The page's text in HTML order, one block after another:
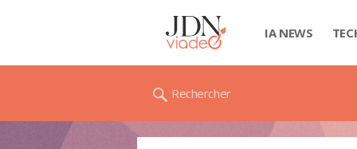
IA NEWS
Rechercher